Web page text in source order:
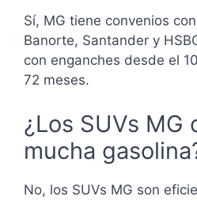
Sí, MG tiene convenios
Banorte, Santander y
con enganches desde el
72 meses.
¿Los SUVs MG
mucha
No, los SUVs MG son